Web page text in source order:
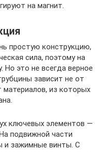
на магнит.
простую конструкцию,
сила, поэтому на
Но это не всегда верное
зависит не от
из которых
ключевых элементов —
подвижной части
и зажимные винты. С